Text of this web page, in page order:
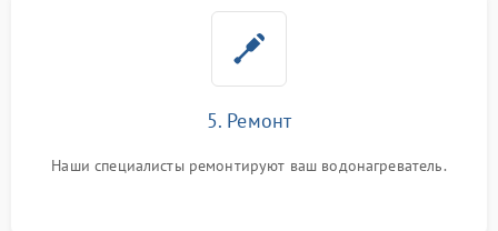
5. Ремонт
Наши специалисты ремонтируют ваш водонагреватель.